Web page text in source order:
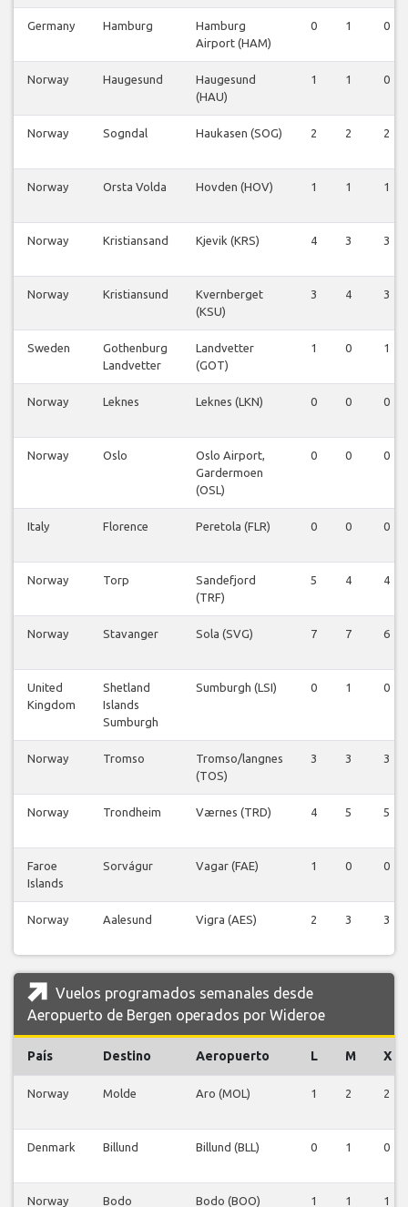
Germany Hamburg
Hamburg
Airport (HAM)
0 1 0
Norway Haugesund
Haugesund
(HAU)
1 1 0
Norway Sogndal Haukasen (SOG) 2 2 2
Norway Orsta Volda Hovden (HOV) 1 1 1
Norway Kristiansand Kjevik (KRS) 4 3 3
Norway Kristiansund
Kvernberget
(KSU)
3 4 3
Sweden
Gothenburg
Landvetter
Landvetter
(GOT)
1 0 1
Norway Leknes Leknes (LKN) 0 0 0
Norway Oslo
Oslo Airport,
Gardermoen
(OSL)
0 0 0
Italy Florence Peretola (FLR) 0 0 0
Norway Torp
Sandefjord
(TRF)
5 4 4
Norway Stavanger Sola (SVG) 7 7 6
United
Kingdom
Shetland
Islands
Sumburgh
Sumburgh (LSI) 0 1 0
Norway Tromso
Tromso/langnes
(TOS)
3 3 3
Norway Trondheim Værnes (TRD) 4 5 5
Faroe
Islands
Sorvágur Vagar (FAE) 1 0 0
Norway Aalesund Vigra (AES) 2 3 3
Vuelos programados semanales desde
Aeropuerto de Bergen operados por Wideroe
País Destino Aeropuerto L M X
Norway Molde Aro (MOL) 1 2 2
Denmark Billund Billund (BLL) 0 1 0
Norway Bodo Bodo (BOO) 1 1 1